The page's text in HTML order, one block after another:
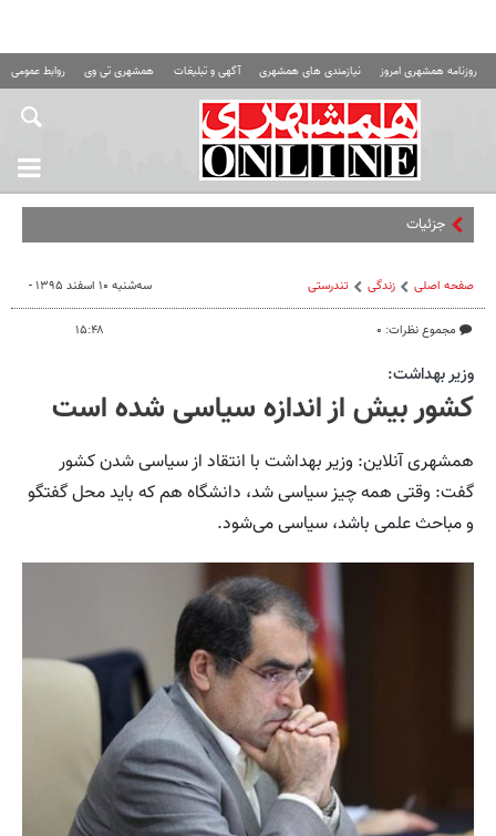
روزنامه همشهری امروز نیازمندی های همشهری آگهی و تبلیغات همشهری تی وی روابط عمومی
جزئیات بازگشت کا
صفحه اصلی زندگی تندرستی
مجموع نظرات: ۰
سه‌شنبه ۱۰ اسفند ۱۳۹۵ -
۱۵:۴۸
وزیر بهداشت:
کشور بیش از اندازه سیاسی شده است
همشهری آنلاین: وزیر بهداشت با انتقاد از سیاسی شدن کشور
گفت: وقتی همه چیز سیاسی شد، دانشگاه هم که باید محل گفتگو
و مباحث علمی باشد، سیاسی می‌شود.